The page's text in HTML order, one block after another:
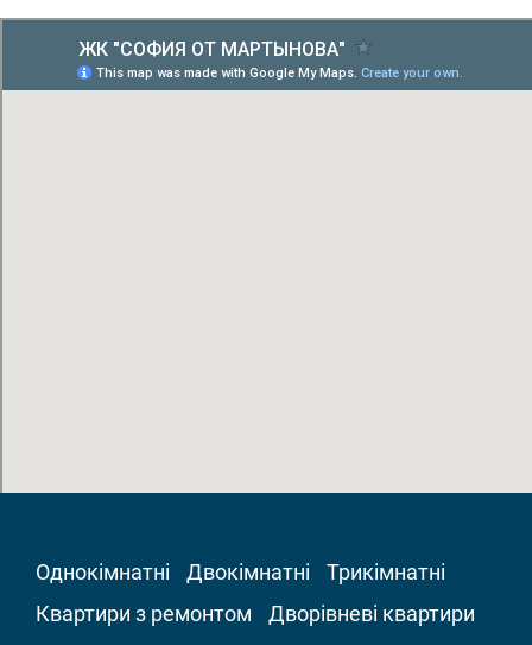
Однокімнатні Двокімнатні
Трикімнатні
Квартири з ремонтом
Дворівневі квартири